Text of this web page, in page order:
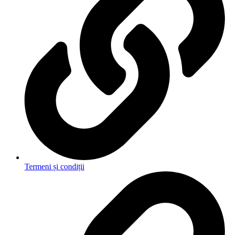
Termeni și condiții